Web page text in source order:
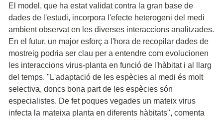
El model, que ha estat validat contra la gran base de
dades de l'estudi, incorpora l'efecte heterogeni del medi
ambient observat en les diverses interaccions analitzades.
En el futur, un major esforç a l'hora de recopilar dades de
mostreig podria ser clau per a entendre com evolucionen
les interaccions virus-planta en funció de l'hàbitat i al llarg
del temps. "L'adaptació de les espècies al medi és molt
selectiva, doncs bona part de les espècies són
especialistes. De fet poques vegades un mateix virus
infecta la mateixa planta en diferents hàbitats", comenta